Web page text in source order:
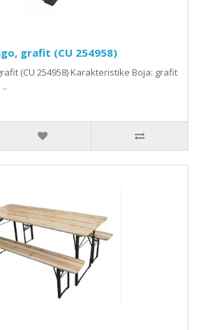
grafit (CU 254958)
(CU 254958) Karakteristike Boja: grafit